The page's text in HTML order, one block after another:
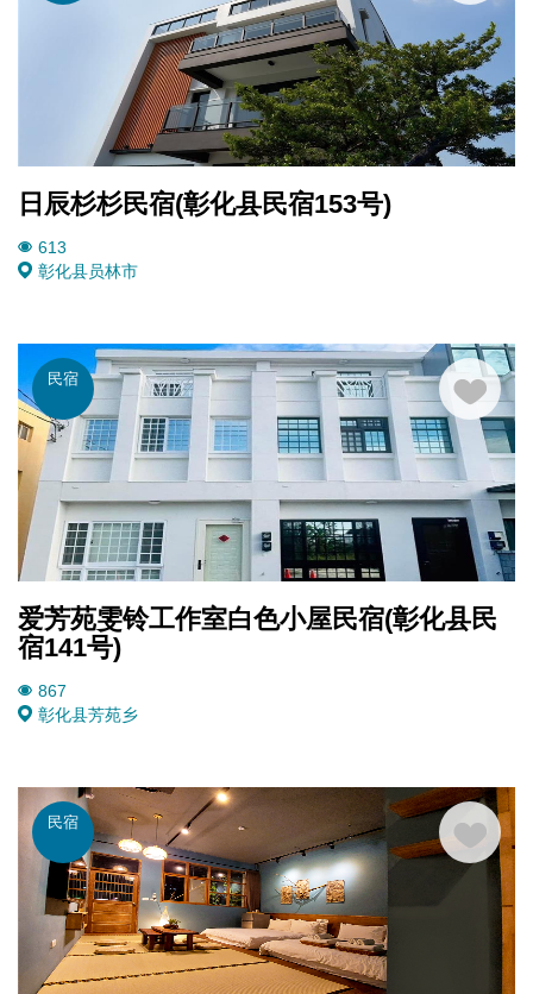
日辰杉杉民宿(彰化县民宿153号)
613
彰化县员林市
民宿
爱芳苑雯铃工作室白色小屋民宿(彰化县民
宿141号)
867
彰化县芳苑乡
民宿